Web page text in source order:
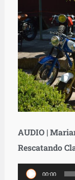
AUDIO |
Rescatando
Reproductor
00:00